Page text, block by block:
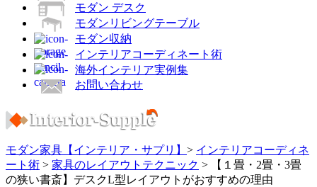
モダン デスク
モダンリビングテーブル
モダン収納
インテリアコーディネート術
海外インテリア実例集
お問い合わせ
モダン家具【インテリア・サプリ】 > インテリアコーディネ
ート術 > 家具のレイアウトテクニック >
【１畳・2畳・3畳
の狭い書斎】デスクL型レイアウトがおすすめの理由